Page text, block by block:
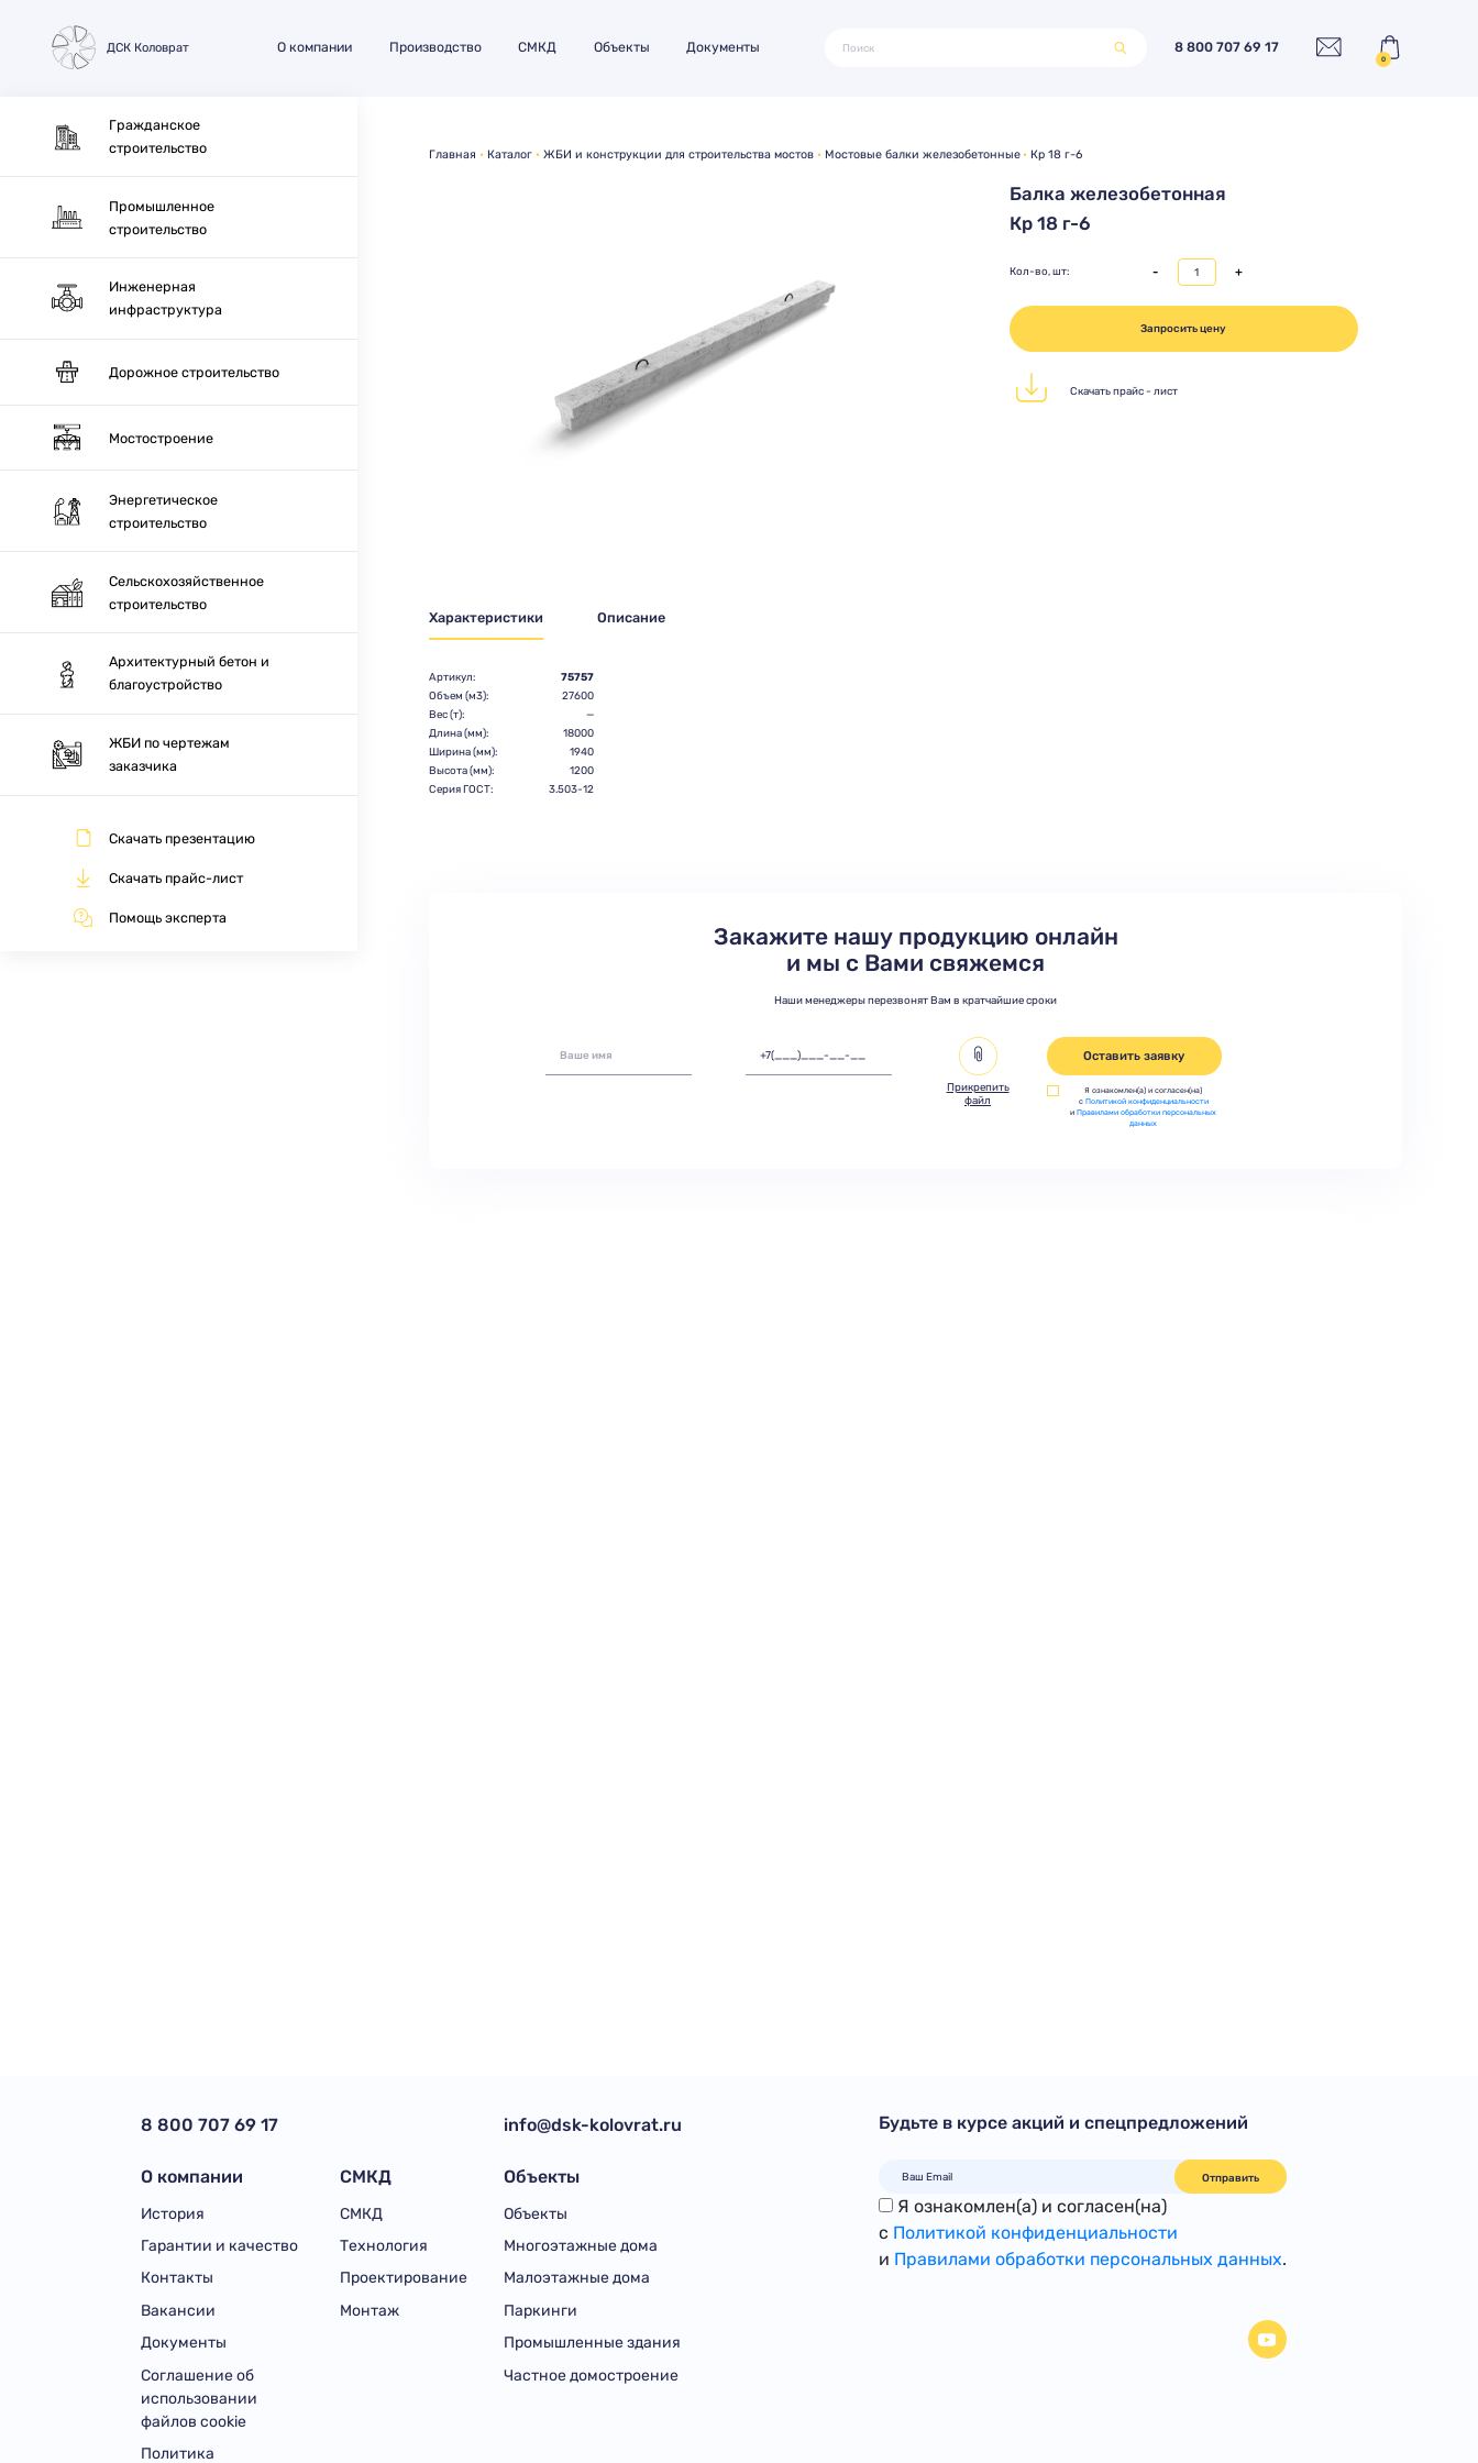
ДСК Коловрат О компании Производство СМКД Объекты Документы 8 800 707 69 17
0
Гражданское
строительство
Промышленное
строительство
Инженерная
инфраструктура
Дорожное строительство
Мостостроение
Энергетическое
строительство
Сельскохозяйственное
строительство
Архитектурный бетон и
благоустройство
ЖБИ по чертежам
заказчика
Скачать презентацию
Скачать прайс-лист
Помощь эксперта
Главная Каталог ЖБИ и конструкции для строительства мостов Мостовые балки железобетонные Кр 18 г-6
Балка железобетонная
Кр 18 г-6
Кол-во, шт: - +
Запросить цену
Скачать прайс - лист
Характеристики Описание
Артикул:
75757
Объем (м3):
27600
Вес (т):
—
Длина (мм):
18000
Ширина (мм):
1940
Высота (мм):
1200
Серия ГОСТ:
3.503-12
Закажите нашу продукцию онлайн
и мы с Вами свяжемся
Наши менеджеры перезвонят Вам в кратчайшие сроки
Прикрепить
файл
Оставить заявку
Я ознакомлен(а) и согласен(на)
с Политикой конфиденциальности
иПравилами обработки персональных
данных
8 800 707 69 17
О компании
История
Гарантии и качество
Контакты
Вакансии
Документы
Соглашение об
использовании
файлов cookie
Политика
СМКД
СМКД
Технология
Проектирование
Монтаж
info@dsk-kolovrat.ru
Объекты
Объекты
Многоэтажные дома
Малоэтажные дома
Паркинги
Промышленные здания
Частное домостроение
Будьте в курсе акций и спецпредложений
Отправить
Я ознакомлен(а) и согласен(на)
с Политикой конфиденциальности
и Правилами обработки персональных данных.